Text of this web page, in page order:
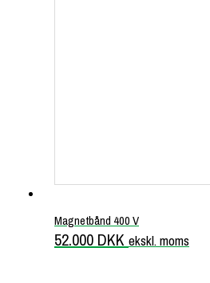
Magnetbånd 400 V
52.000 DKK ekskl. moms